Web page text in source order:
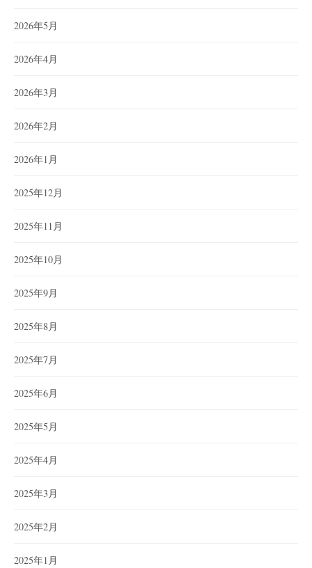
2026年5月
2026年4月
2026年3月
2026年2月
2026年1月
2025年12月
2025年11月
2025年10月
2025年9月
2025年8月
2025年7月
2025年6月
2025年5月
2025年4月
2025年3月
2025年2月
2025年1月